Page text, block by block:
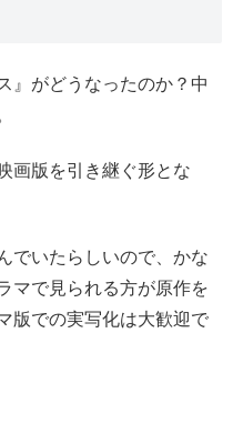
』がどうなったのか？中
画版を引き継ぐ形とな
でいたらしいので、かな
マで見られる方が原作を
版での実写化は大歓迎で